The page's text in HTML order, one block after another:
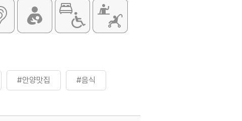
#안양맛집 #음식